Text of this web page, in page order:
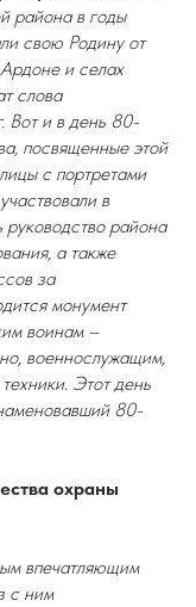
района в годы
свою Родину от
и селах
слова
Вот и в день 80-
посвященные этой
с портретами
в
руководство района
а также
за
монумент
воинам –
военнослужащим,
Этот день
80-
охраны
впечатляющим
с ним